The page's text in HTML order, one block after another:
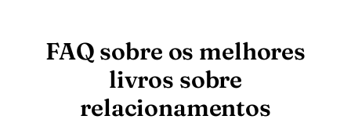
FAQ sobre os melhores
livros sobre
relacionamentos